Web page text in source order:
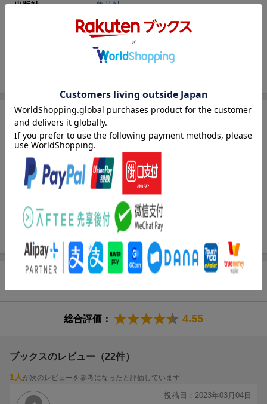
出版社 集英社
コミック
192p
商品説明
内容紹介（JPROより）
残酷で無慈悲なマキマの支配が、デンジを追い詰める!! 大切なも
のを奪い尽くされ、糞詰まっていく心──そんなデンジの耳に響
く“チェンソーマン"を呼ぶ声…!! かくしてデンジとマキマは血みど
ろの荒野で殺し合い、交わることなき“想い"の果て、衝撃の結末が
総合評価： 4.55
ブックスのレビュー（22件）
1人 が次のレビューを参考になったと評価しています
投稿日：2023年03月04日